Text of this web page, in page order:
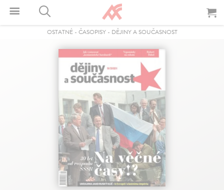
OSTATNÉ- ČASOPISY- DĚJINY A SOUČASNOST